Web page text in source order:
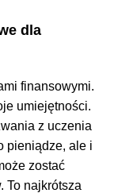
dla
finansowymi.
umiejętności.
z uczenia
pieniądze, ale i
zostać
To najkrótsza